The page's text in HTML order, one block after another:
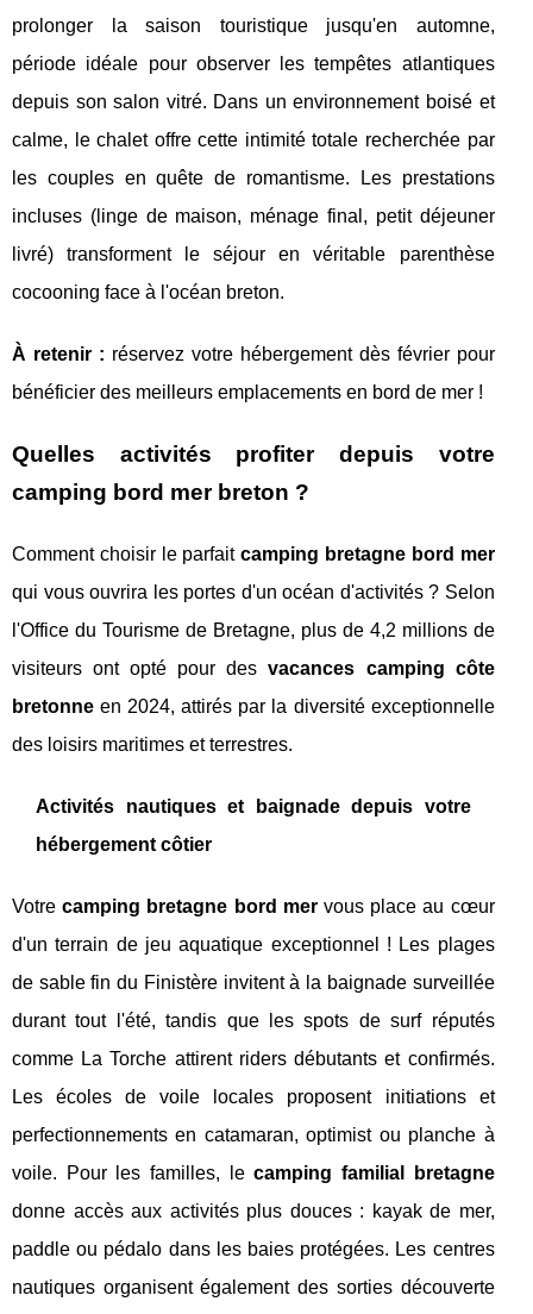
prolonger la saison touristique jusqu'en automne,
période idéale pour observer les tempêtes atlantiques
depuis son salon vitré. Dans un environnement boisé et
calme, le chalet offre cette intimité totale recherchée par
les couples en quête de romantisme. Les prestations
incluses (linge de maison, ménage final, petit déjeuner
livré) transforment le séjour en véritable parenthèse
cocooning face à l'océan breton.
À retenir : réservez votre hébergement dès février pour
bénéficier des meilleurs emplacements en bord de mer !
Quelles activités profiter depuis votre
camping bord mer breton ?
Comment choisir le parfaitcamping bretagne bord mer
qui vous ouvrira les portes d'un océan d'activités ? Selon
l'Office du Tourisme de Bretagne, plus de 4,2 millions de
visiteurs ont opté pour desvacances camping côte
bretonne en 2024, attirés par la diversité exceptionnelle
des loisirs maritimes et terrestres.
Activités nautiques et baignade depuis votre
hébergement côtier
Votrecamping bretagne bord mervous place au cœur
d'un terrain de jeu aquatique exceptionnel ! Les plages
de sable fin du Finistère invitent à la baignade surveillée
durant tout l'été, tandis que les spots de surf réputés
comme La Torche attirent riders débutants et confirmés.
Les écoles de voile locales proposent initiations et
perfectionnements en catamaran, optimist ou planche à
voile. Pour les familles, lecamping familial bretagne
donne accès aux activités plus douces : kayak de mer,
paddle ou pédalo dans les baies protégées. Les centres
nautiques organisent également des sorties découverte